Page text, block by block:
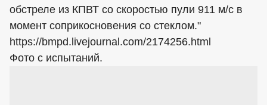
обстреле из КПВТ со скоростью пули 911 м/с в
момент соприкосновения со стеклом."
https://bmpd.livejournal.com/2174256.html
Фото с испытаний.